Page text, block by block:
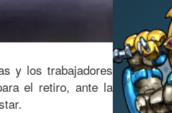
y los trabajadores
el retiro, ante la